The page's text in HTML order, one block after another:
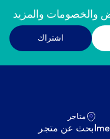
والمزيد
اشتراك
متاجر
ابحث عن متجر